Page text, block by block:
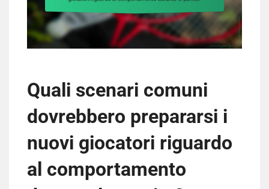
Quali scenari comuni
dovrebbero prepararsi i
nuovi giocatori riguardo
al comportamento